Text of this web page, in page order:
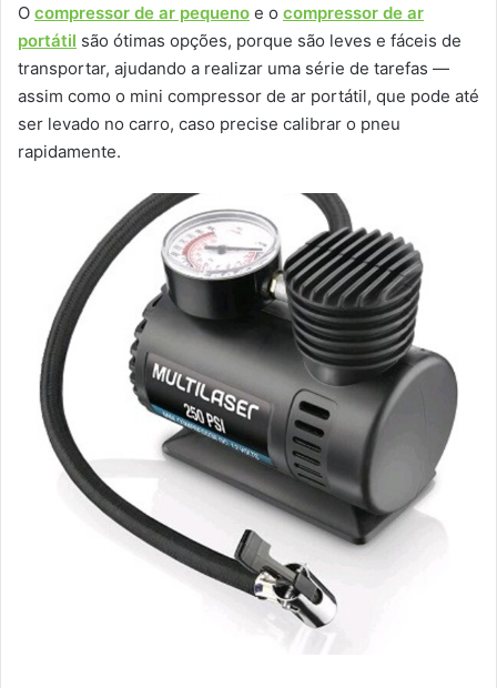
O compressor de ar pequeno e o compressor de ar
portátil são ótimas opções, porque são leves e fáceis de
transportar, ajudando a realizar uma série de tarefas —
assim como o mini compressor de ar portátil, que pode até
ser levado no carro, caso precise calibrar o pneu
rapidamente.